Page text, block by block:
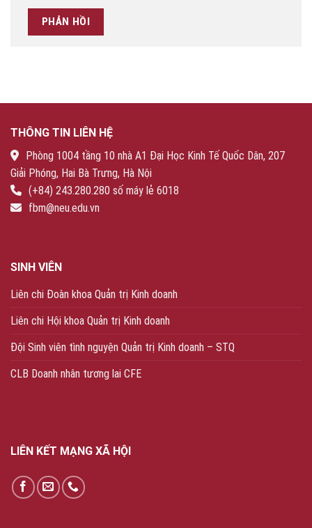
THÔNG TIN LIÊN HỆ
Phòng 1004 tầng 10 nhà A1 Đại Học Kinh Tế Quốc Dân, 207
Giải Phóng, Hai Bà Trưng, Hà Nội
(+84) 243.280.280 số máy lẻ 6018
fbm@neu.edu.vn
SINH VIÊN
Liên chi Đoàn khoa Quản trị Kinh doanh
Liên chi Hội khoa Quản trị Kinh doanh
Đội Sinh viên tình nguyện Quản trị Kinh doanh – STQ
CLB Doanh nhân tương lai CFE
LIÊN KẾT MẠNG XÃ HỘI